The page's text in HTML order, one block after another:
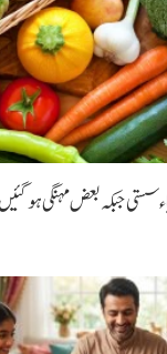
سستی جبکہ بعض مہنگی ہوگئیں